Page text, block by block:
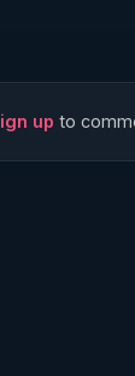
RÉGÉNÈRE
up to